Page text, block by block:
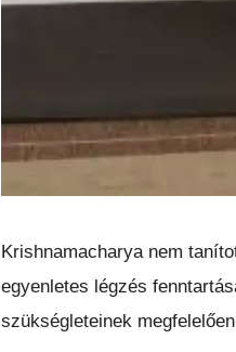
Krishnamacharya nem
egyenletes légzés
szükségleteinek